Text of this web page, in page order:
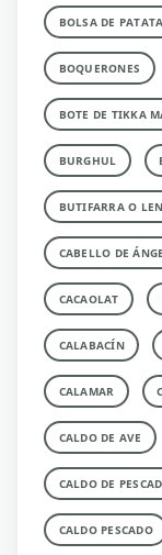
BOLSA DE
BOQUERONES
BOTE DE TIKKA
BURGHUL
BUTIFARRA O
CABELLO DE
CACAOLAT
CALABACÍN
CALAMAR
CALDO DE AVE
CALDO DE
CALDO PESCADO